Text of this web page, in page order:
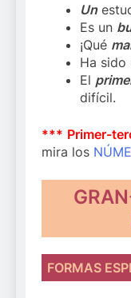
Un
Es un
¡Qué
Ha sido
El
difícil.
*** Primer-
mira los
FORMAS